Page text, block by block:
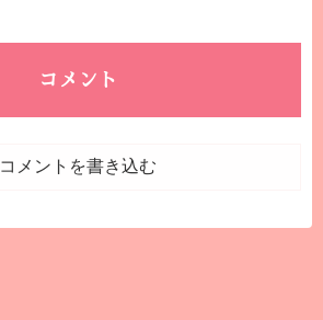
コメント
コメントを書き込む